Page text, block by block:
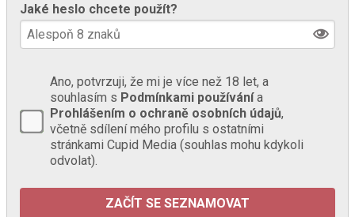
Jaké heslo chcete použít?
Ano, potvrzuji, že mi je více než 18 let, a
souhlasím s Podmínkami používánía
Prohlášením o ochraně osobních údajů,
včetně sdílení mého profilu s ostatními
stránkami Cupid Media (souhlas mohu kdykoli
odvolat).